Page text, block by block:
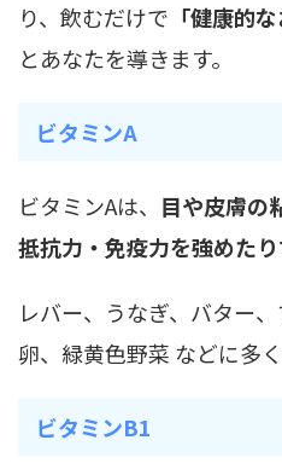
り、飲むだけで 「健康的
とあなたを導きます。
ビタミンA
ビタミンAは、 目や皮膚の
抵抗力・免疫力を強めたり
レバー、うなぎ、バター、
卵、緑黄色野菜 などに多
ビタミンB1